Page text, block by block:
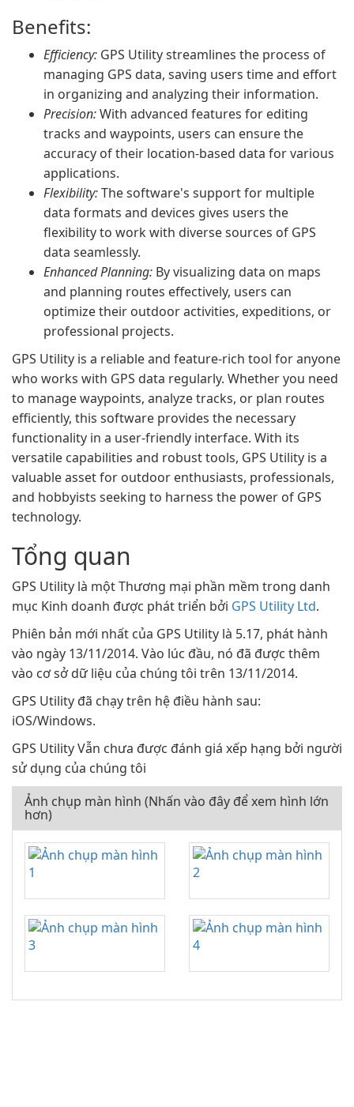
Benefits:
Efficiency: GPS Utility streamlines the process of
managing GPS data, saving users time and effort
in organizing and analyzing their information.
Precision:With advanced features for editing
tracks and waypoints, users can ensure the
accuracy of their location-based data for various
applications.
Flexibility:The software's support for multiple
data formats and devices gives users the
flexibility to work with diverse sources of GPS
data seamlessly.
Enhanced Planning: By visualizing data on maps
and planning routes effectively, users can
optimize their outdoor activities, expeditions, or
professional projects.
GPS Utility is a reliable and feature-rich tool for anyone
who works with GPS data regularly. Whether you need
to manage waypoints, analyze tracks, or plan routes
efficiently, this software provides the necessary
functionality in a user-friendly interface. With its
versatile capabilities and robust tools, GPS Utility is a
valuable asset for outdoor enthusiasts, professionals,
and hobbyists seeking to harness the power of GPS
technology.
Tổng quan
GPS Utility là một Thương mại phần mềm trong danh
mục Kinh doanh được phát triển bởi GPS Utility Ltd.
Phiên bản mới nhất của GPS Utility là 5.17, phát hành
vào ngày 13/11/2014. Vào lúc đầu, nó đã được thêm
vào cơ sở dữ liệu của chúng tôi trên 13/11/2014.
GPS Utility đã chạy trên hệ điều hành sau:
iOS/Windows.
GPS Utility Vẫn chưa được đánh giá xếp hạng bởi người
sử dụng của chúng tôi
Ảnh chụp màn hình (Nhấn vào đây để xem hình lớn
hơn)